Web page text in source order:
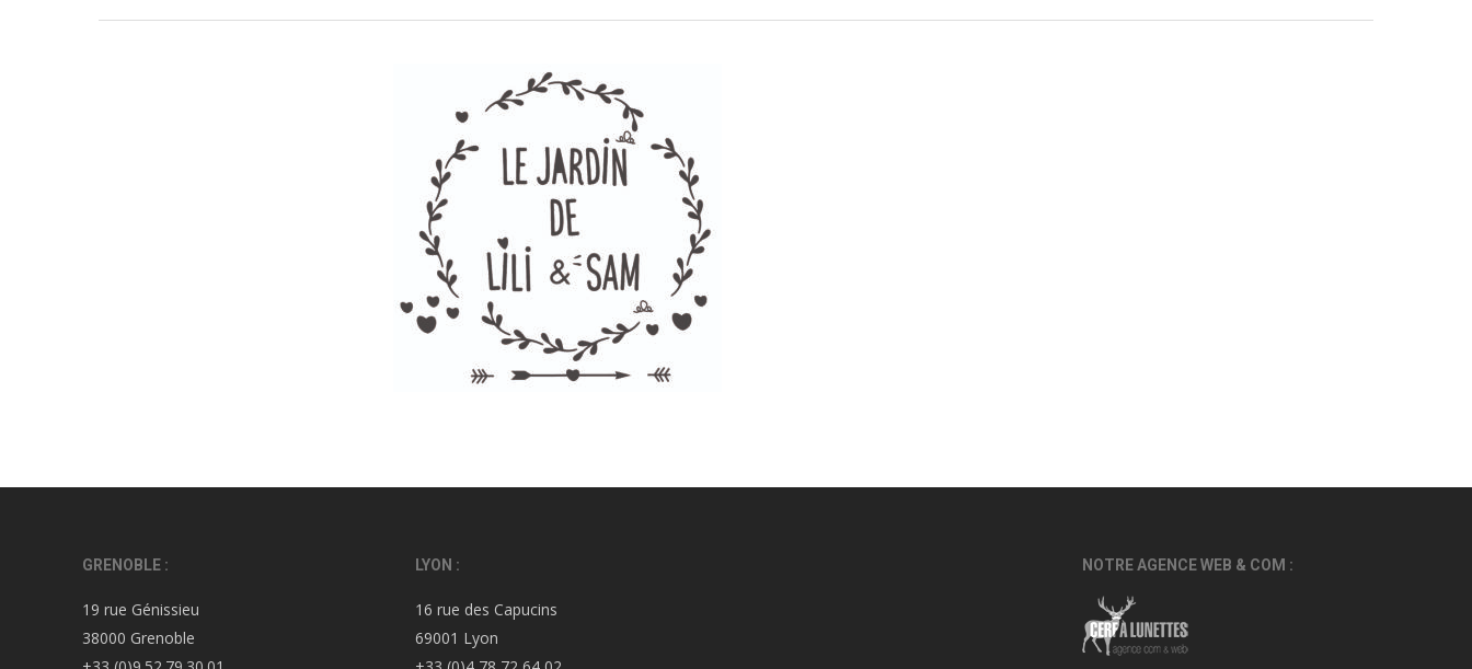
GRENOBLE :
19 rue Génissieu
38000 Grenoble
LYON :
16 rue des Capucins
69001 Lyon
NOTRE AGENCE WEB & COM :